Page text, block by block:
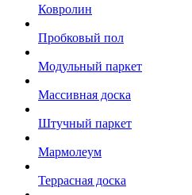
Ковролин
Пробковый пол
Модульный паркет
Массивная доска
Штучный паркет
Мармолеум
Террасная доска